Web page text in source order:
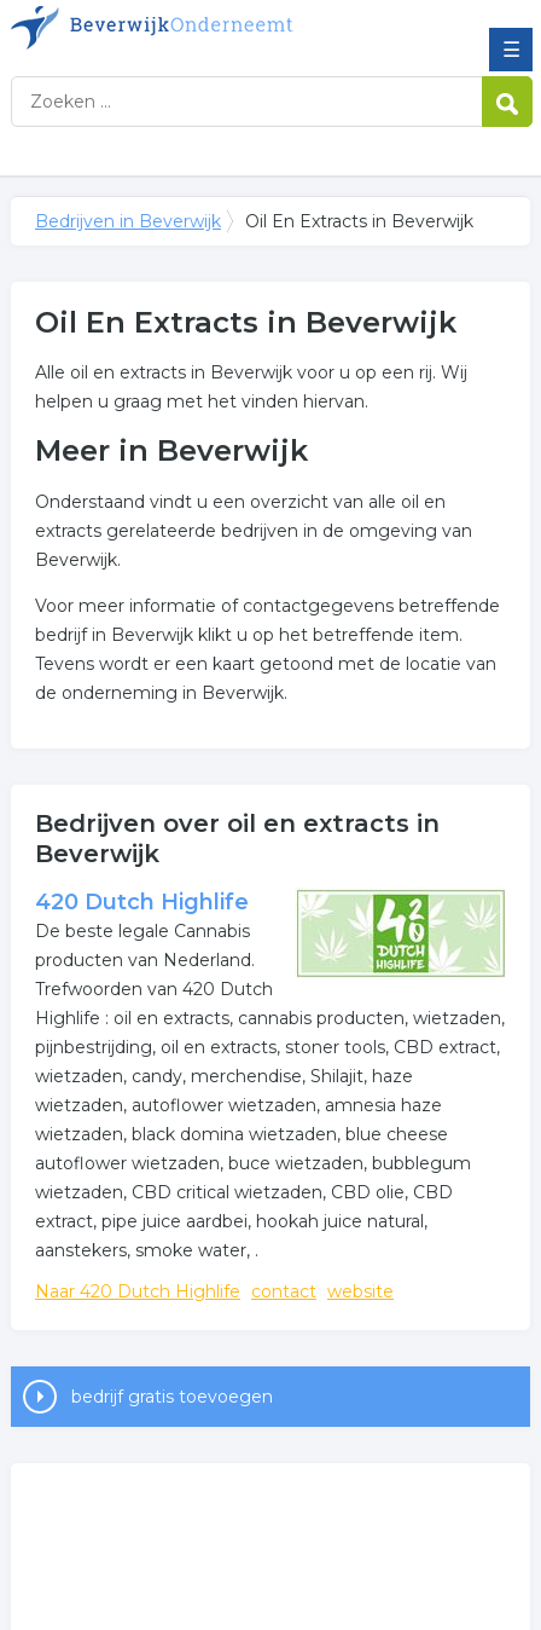
☰
Bedrijven in Beverwijk Oil En Extracts in Beverwijk
Oil En Extracts in Beverwijk
Alle oil en extracts in Beverwijk voor u op een rij. Wij
helpen u graag met het vinden hiervan.
Meer in Beverwijk
Onderstaand vindt u een overzicht van alle oil en
extracts gerelateerde bedrijven in de omgeving van
Beverwijk.
Voor meer informatie of contactgegevens betreffende
bedrijf in Beverwijk klikt u op het betreffende item.
Tevens wordt er een kaart getoond met de locatie van
de onderneming in Beverwijk.
Bedrijven over oil en extracts in
Beverwijk
420 Dutch Highlife
De beste legale Cannabis
producten van Nederland.
Trefwoorden van 420 Dutch
Highlife : oil en extracts, cannabis producten, wietzaden,
pijnbestrijding, oil en extracts, stoner tools, CBD extract,
wietzaden, candy, merchendise, Shilajit, haze
wietzaden, autoflower wietzaden, amnesia haze
wietzaden, black domina wietzaden, blue cheese
autoflower wietzaden, buce wietzaden, bubblegum
wietzaden, CBD critical wietzaden, CBD olie, CBD
extract, pipe juice aardbei, hookah juice natural,
aanstekers, smoke water, .
Naar 420 Dutch Highlife
contact website
bedrijf gratis toevoegen